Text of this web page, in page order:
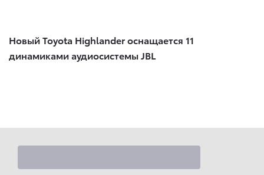
Новый Toyota Highlander оснащается 11
динамиками аудиосистемы JBL